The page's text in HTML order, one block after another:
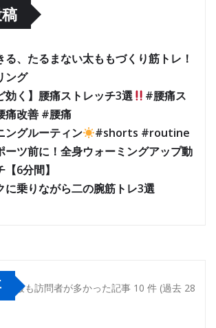
る、たるまない太ももづくり筋トレ！
ング
効く】腰痛ストレッチ3選
#腰痛ス
痛改善 #腰痛
ングルーティン
#shorts #routine
ーツ前に！全身ウォーミングアップ動
6分間】
に乗りながら二の腕筋トレ3選
最も訪問者が多かった記事 10 件 (過去 28